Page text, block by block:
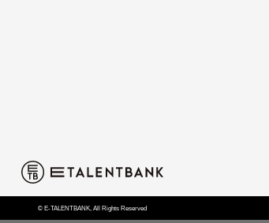
© E-TALENTBANK, All Rights Reserved